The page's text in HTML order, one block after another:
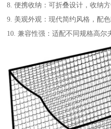
8. 便携收纳：可折叠设计，收纳方
9. 美观外观：现代简约风格，配色
10. 兼容性强：适配不同规格高尔